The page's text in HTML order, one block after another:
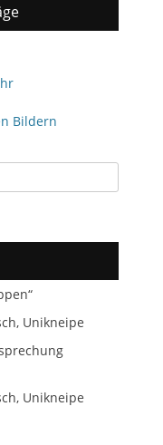
Bildern
Unikneipe
Unikneipe